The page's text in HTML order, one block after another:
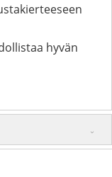
hyvän